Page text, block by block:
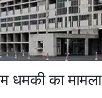
धमकी का मामला